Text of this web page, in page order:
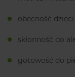
obecność
skłonność do
gotowość do